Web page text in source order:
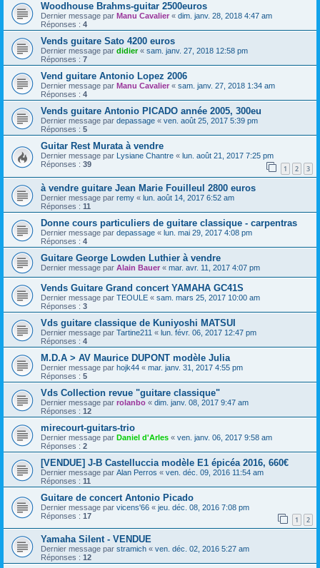
Woodhouse Brahms-guitar 2500euros
Dernier message par Manu Cavalier « dim. janv. 28, 2018 4:47 am
Réponses : 4
Vends guitare Sato 4200 euros
Dernier message par didier« sam. janv. 27, 2018 12:58 pm
Réponses : 7
Vend guitare Antonio Lopez 2006
Dernier message par Manu Cavalier « sam. janv. 27, 2018 1:34 am
Réponses : 4
Vends guitare Antonio PICADO année 2005, 300eu
Dernier message par depassage « ven. août 25, 2017 5:39 pm
Réponses : 5
Guitar Rest Murata à vendre
Dernier message par Lysiane Chantre « lun. août 21, 2017 7:25 pm
Réponses : 39 1 2 3
à vendre guitare Jean Marie Fouilleul 2800 euros
Dernier message par remy « lun. août 14, 2017 6:52 am
Réponses : 11
Donne cours particuliers de guitare classique - carpentras
Dernier message par depassage « lun. mai 29, 2017 4:08 pm
Réponses : 4
Guitare George Lowden Luthier à vendre
Dernier message par Alain Bauer « mar. avr. 11, 2017 4:07 pm
Vends Guitare Grand concert YAMAHA GC41S
Dernier message par TEOULE « sam. mars 25, 2017 10:00 am
Réponses : 3
Vds guitare classique de Kuniyoshi MATSUI
Dernier message par Tartine211 « lun. févr. 06, 2017 12:47 pm
Réponses : 4
M.D.A > AV Maurice DUPONT modèle Julia
Dernier message par hojk44 « mar. janv. 31, 2017 4:55 pm
Réponses : 5
Vds Collection revue "guitare classique"
Dernier message par rolanbo « dim. janv. 08, 2017 9:47 am
Réponses : 12
mirecourt-guitars-trio
Dernier message par Daniel d'Arles « ven. janv. 06, 2017 9:58 am
Réponses : 2
[VENDUE] J-B Castelluccia modèle E1 épicéa 2016, 660€
Dernier message par Alan Perros « ven. déc. 09, 2016 11:54 am
Réponses : 11
Guitare de concert Antonio Picado
Dernier message par vicens'66 « jeu. déc. 08, 2016 7:08 pm
Réponses : 17 1 2
Yamaha Silent - VENDUE
Dernier message par stramich « ven. déc. 02, 2016 5:27 am
Réponses : 12